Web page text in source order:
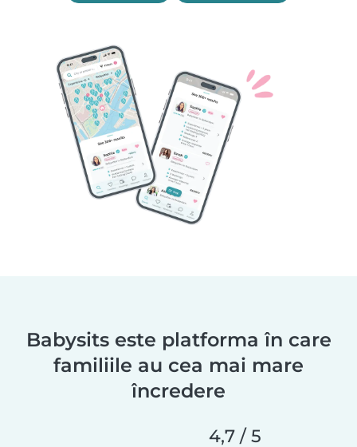
Babysits este platforma în care
familiile au cea mai mare
încredere
4,7 / 5